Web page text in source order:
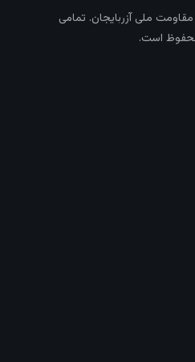
ملی آزربایجان. تمامی
محفوظ است.